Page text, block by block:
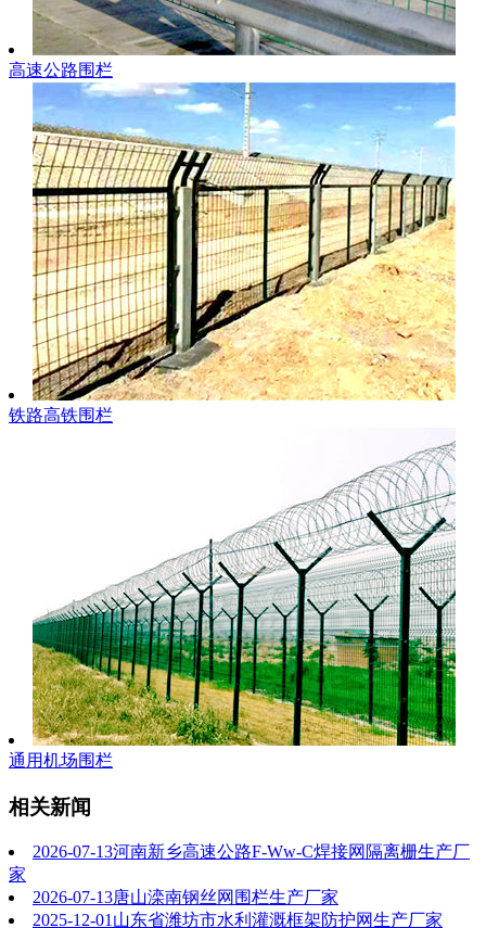
高速公路围栏
铁路高铁围栏
通用机场围栏
相关新闻
2026-07-13河南新乡高速公路F-Ww-C焊接网隔离栅生产厂
家
2026-07-13唐山滦南钢丝网围栏生产厂家
2025-12-01 山东省潍坊市水利灌溉框架防护网生产厂家